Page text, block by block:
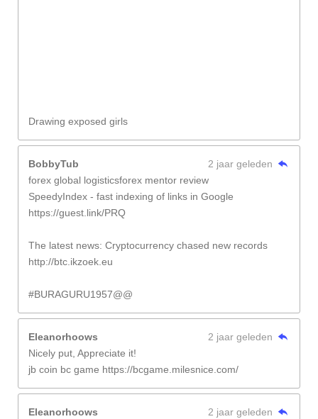
Drawing exposed girls
BobbyTub
2 jaar geleden
forex global logisticsforex mentor review
SpeedyIndex - fast indexing of links in Google
https://guest.link/PRQ
The latest news: Cryptocurrency chased new records
http://btc.ikzoek.eu
#BURAGURU1957@@
Eleanorhoows
2 jaar geleden
Nicely put, Appreciate it!
jb coin bc game https://bcgame.milesnice.com/
Eleanorhoows
2 jaar geleden